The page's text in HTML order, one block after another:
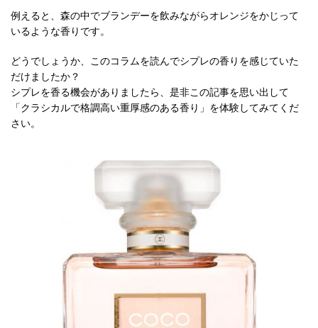
例えると、森の中でブランデーを飲みながらオレンジをかじって
いるような香りです。
どうでしょうか、このコラムを読んでシプレの香りを感じていた
だけましたか？
シプレを香る機会がありましたら、是非この記事を思い出して
「クラシカルで格調高い重厚感のある香り」を体験してみてくだ
さい。